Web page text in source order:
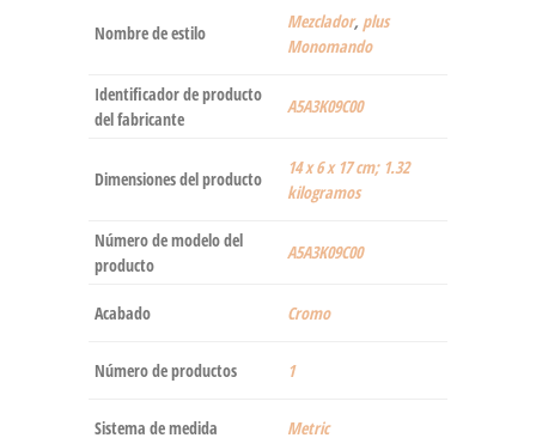
Nombre de estilo
Mezclador, plus
Monomando
Identificador de producto
del fabricante
‎A5A3K09C00
Dimensiones del producto
‎14 x 6 x 17 cm; 1.32
kilogramos
Número de modelo del
producto
‎A5A3K09C00
Acabado ‎Cromo
Número de productos ‎1
Sistema de medida ‎Metric